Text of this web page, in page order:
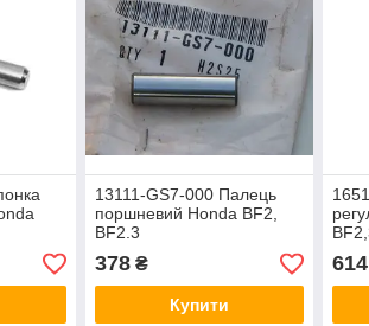
13111-GS7-000 Палець
поршневий Honda BF2,
BF2.3
378₴
Купити
614